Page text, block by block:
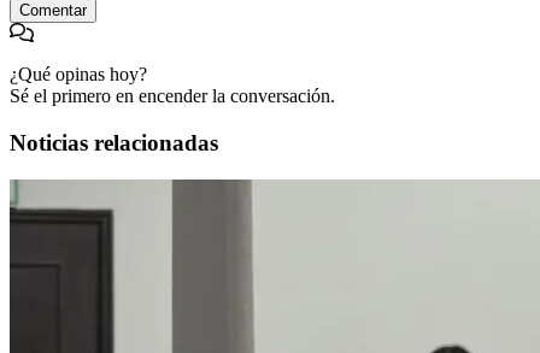
Comentar
¿Qué opinas hoy?
Sé el primero en encender la conversación.
Noticias relacionadas